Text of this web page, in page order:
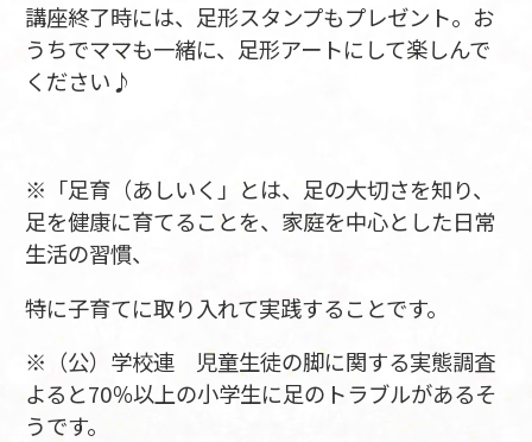
講座終了時には、足形スタンプもプレゼント。お
うちでママも一緒に、足形アートにして楽しんで
ください♪
※「足育（あしいく」とは、足の大切さを知り、
足を健康に育てることを、家庭を中心とした日常
生活の習慣、
特に子育てに取り入れて実践することです。
※（公）学校連 児童生徒の脚に関する実態調査
よると70％以上の小学生に足のトラブルがあるそ
うです。